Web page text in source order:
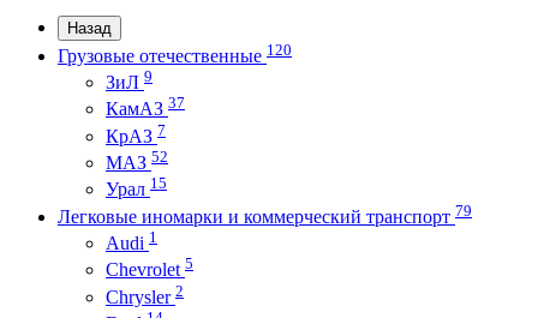
Назад
Грузовые отечественные 120
ЗиЛ 9
КамАЗ 37
КрАЗ 7
МАЗ 52
Урал 15
Легковые иномарки и коммерческий транспорт 79
Audi 1
Chevrolet 5
Chrysler 2